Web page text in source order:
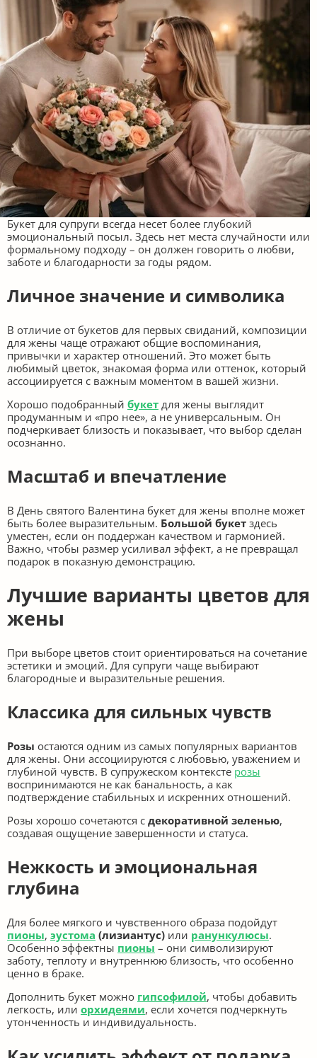
Букет для супруги всегда несет более глубокий
эмоциональный посыл. Здесь нет места случайности или
формальному подходу – он должен говорить о любви,
заботе и благодарности за годы рядом.
Личное значение и символика
В отличие от букетов для первых свиданий, композиции
для жены чаще отражают общие воспоминания,
привычки и характер отношений. Это может быть
любимый цветок, знакомая форма или оттенок, который
ассоциируется с важным моментом в вашей жизни.
Хорошо подобранный букет для жены выглядит
продуманным и «про нее», а не универсальным. Он
подчеркивает близость и показывает, что выбор сделан
осознанно.
Масштаб и впечатление
В День святого Валентина букет для жены вполне может
быть более выразительным. Большой букет здесь
уместен, если он поддержан качеством и гармонией.
Важно, чтобы размер усиливал эффект, а не превращал
подарок в показную демонстрацию.
Лучшие варианты цветов для
жены
При выборе цветов стоит ориентироваться на сочетание
эстетики и эмоций. Для супруги чаще выбирают
благородные и выразительные решения.
Классика для сильных чувств
Розы остаются одним из самых популярных вариантов
для жены. Они ассоциируются с любовью, уважением и
глубиной чувств. В супружеском контексте розы
воспринимаются не как банальность, а как
подтверждение стабильных и искренних отношений.
Розы хорошо сочетаются с декоративной зеленью,
создавая ощущение завершенности и статуса.
Нежкость и эмоциональная
глубина
Для более мягкого и чувственного образа подойдут
пионы, эустома (лизиантус) или ранункулюсы.
Особенно эффектны пионы – они символизируют
заботу, теплоту и внутреннюю близость, что особенно
ценно в браке.
Дополнить букет можно гипсофилой, чтобы добавить
легкость, или орхидеями, если хочется подчеркнуть
утонченность и индивидуальность.